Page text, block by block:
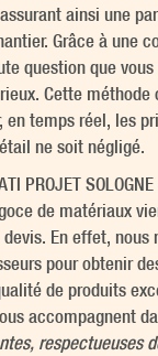
ainsi une
Grâce à une
question que
Cette
en temps réel, les
ne soit négligé.
PROJET
de matériaux
En effet, nous
pour obtenir
de produits
accompagnent
respectueuses